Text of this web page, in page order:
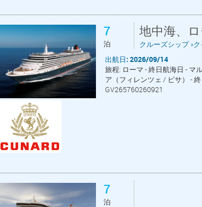
7
泊
地中海、
クルーズシップ »
出航日: 2026/09/14
旅程: ローマ - 終日航海日 - マ
ア（フィレンツェ / ピサ） -
GV265760260921
7
泊